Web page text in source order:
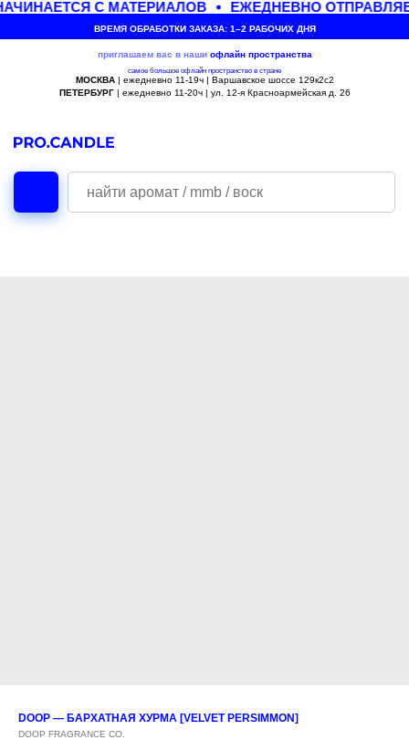
С МАТЕРИАЛОВ ЕЖЕДНЕВНО
ВРЕМЯ ОБРАБОТКИ ЗАКАЗА: 1–2 РАБОЧИХ ДНЯ
приглашаем вас в наши офлайн пространства
самое большое офлайн пространство в стране
МОСКВА| ежедневно 11-19ч | Варшавское шоссе 129к2с2
ПЕТЕРБУРГ| ежедневно 11-20ч | ул. 12-я Красноармейская д. 26
DOOP — БАРХАТНАЯ ХУРМА [VELVET PERSIMMON]
DOOP FRAGRANCE CO.